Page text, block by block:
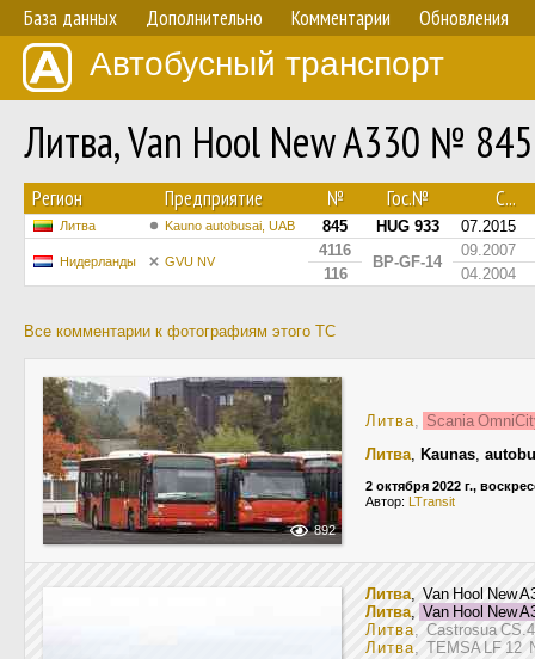
База данных Дополнительно Комментарии Обновления
Автобусный транспорт
Литва, Van Hool New A330 № 845
Регион Предприятие № Гос.№ С...
Литва Kauno autobusai, UAB 845 HUG 933 07.2015
Нидерланды GVU NV
4116
BP-GF-14
09.2007
116
04.2004
Все комментарии к фотографиям этого ТС
892
Литва, Scania
Литва, Kaunas,
2 октября 2022 г.,
Автор: LTransit
Литва, Van Hool New
Литва, Van Hool New
Литва, Castrosua
Литва, TEMSA LF 12